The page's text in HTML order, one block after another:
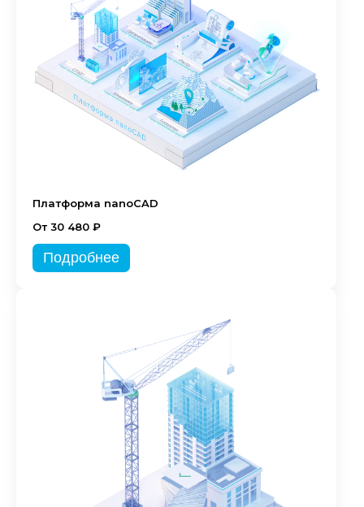
Платформа nanoCAD
От 30 480 ₽
Подробнее